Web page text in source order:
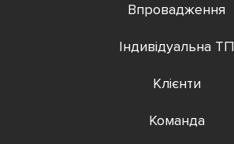
Впровадження
Індивідуальна ТП
Клієнти
Команда